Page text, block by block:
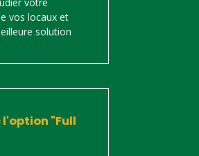
vos locaux et
solution
"Full